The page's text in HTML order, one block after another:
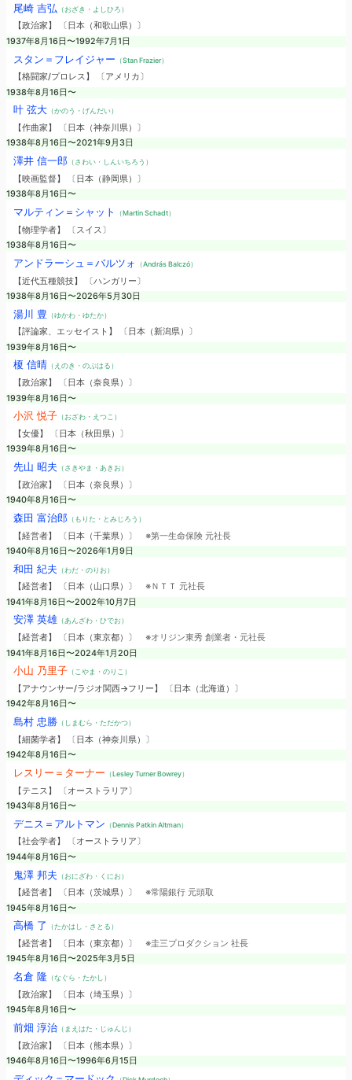
尾崎 吉弘 （おざき・よしひろ）
【政治家】 〔日本（和歌山県）〕
1937年8月16日〜1992年7月1日
スタン＝フレイジャー （Stan Frazier）
【格闘家/プロレス】 〔アメリカ〕
1938年8月16日〜
叶 弦大（かのう・げんだい）
【作曲家】 〔日本（神奈川県）〕
1938年8月16日〜2021年9月3日
澤井 信一郎（さわい・しんいちろう）
【映画監督】 〔日本（静岡県）〕
1938年8月16日〜
マルティン＝シャット （Martin Schadt）
【物理学者】 〔スイス〕
1938年8月16日〜
アンドラーシュ＝バルツォ （András Balczó）
【近代五種競技】 〔ハンガリー〕
1938年8月16日〜2026年5月30日
湯川 豊 （ゆかわ・ゆたか）
【評論家、エッセイスト】 〔日本（新潟県）〕
1939年8月16日〜
榎 信晴（えのき・のぶはる）
【政治家】 〔日本（奈良県）〕
1939年8月16日〜
小沢 悦子（おざわ・えつこ）
【女優】 〔日本（秋田県）〕
1939年8月16日〜
先山 昭夫 （さきやま・あきお）
【政治家】 〔日本（奈良県）〕
1940年8月16日〜
森田 富治郎（もりた・とみじろう）
【経営者】 〔日本（千葉県）〕 ※第一生命保険 元社長
1940年8月16日〜2026年1月9日
和田 紀夫 （わだ・のりお）
【経営者】 〔日本（山口県）〕 ※ＮＴＴ 元社長
1941年8月16日〜2002年10月7日
安澤 英雄（あんざわ・ひでお）
【経営者】 〔日本（東京都）〕 ※オリジン東秀 創業者・元社長
1941年8月16日〜2024年1月20日
小山 乃里子（こやま・のりこ）
【アナウンサー/ラジオ関西→フリー】 〔日本（北海道）〕
1942年8月16日〜
島村 忠勝（しまむら・ただかつ）
【細菌学者】 〔日本（神奈川県）〕
1942年8月16日〜
レスリー＝ターナー （Lesley Turner Bowrey）
【テニス】 〔オーストラリア〕
1943年8月16日〜
デニス＝アルトマン （Dennis Patkin Altman）
【社会学者】 〔オーストラリア〕
1944年8月16日〜
鬼澤 邦夫 （おにざわ・くにお）
【経営者】 〔日本（茨城県）〕 ※常陽銀行 元頭取
1945年8月16日〜
高橋 了 （たかはし・さとる）
【経営者】 〔日本（東京都）〕 ※圭三プロダクション 社長
1945年8月16日〜2025年3月5日
名倉 隆（なぐら・たかし）
【政治家】 〔日本（埼玉県）〕
1945年8月16日〜
前畑 淳治（まえはた・じゅんじ）
【政治家】 〔日本（熊本県）〕
1946年8月16日〜1996年6月15日